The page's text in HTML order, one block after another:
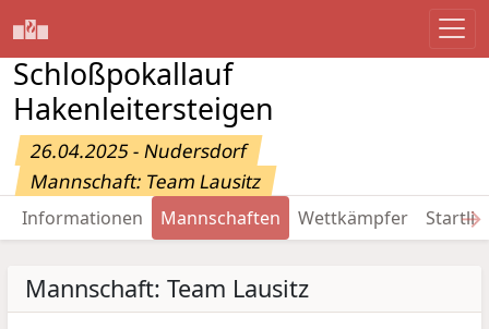
Schloßpokallauf
Hakenleitersteigen
26.04.2025 - Nudersdorf
Mannschaft: Team Lausitz
Informationen Mannschaften Wettkämpfer →
Mannschaft: Team Lausitz